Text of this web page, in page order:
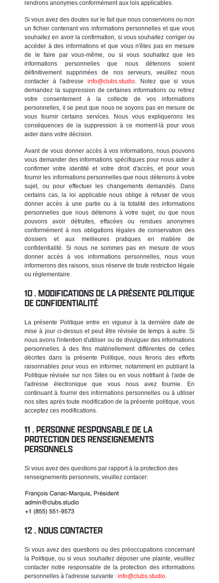
rendrons anonymes conformément aux lois applicables.
Si vous avez des doutes sur le fait que nous conservions ou non
un fichier contenant vos informations personnelles et que vous
souhaitez en avoir la confirmation, si vous souhaitez corriger ou
accéder à des informations et que vous n'êtes pas en mesure
de le faire par vous-même, ou si vous souhaitez que les
informations personnelles que nous détenons soient
définitivement supprimées de nos serveurs, veuillez nous
contacter à l'adresseinfo@clubs.studio. Notez que si vous
demandez la suppression de certaines informations ou retirez
votre consentement à la collecte de vos informations
personnelles, il se peut que nous ne soyons pas en mesure de
vous fournir certains services. Nous vous expliquerons les
conséquences de la suppression à ce moment-là pour vous
aider dans votre décision.
Avant de vous donner accès à vos informations, nous pouvons
vous demander des informations spécifiques pour nous aider à
confirmer votre identité et votre droit d'accès, et pour vous
fournir les informations personnelles que nous détenons à votre
sujet, ou pour effectuer les changements demandés. Dans
certains cas, la loi applicable nous oblige à refuser de vous
donner accès à une partie ou à la totalité des informations
personnelles que nous détenons à votre sujet, ou que nous
pouvons avoir détruites, effacées ou rendues anonymes
conformément à nos obligations légales de conservation des
dossiers et aux meilleures pratiques en matière de
confidentialité. Si nous ne sommes pas en mesure de vous
donner accès à vos informations personnelles, nous vous
informerons des raisons, sous réserve de toute restriction légale
ou réglementaire.
MODIFICATIONS DE LA PRÉSENTE POLITIQUE
DE CONFIDENTIALITÉ
La présente Politique entre en vigueur à la dernière date de
mise à jour ci-dessus et peut être révisée de temps à autre. Si
nous avons l'intention d'utiliser ou de divulguer des informations
personnelles à des fins matériellement différentes de celles
décrites dans la présente Politique, nous ferons des efforts
raisonnables pour vous en informer, notamment en publiant la
Politique révisée sur nos Sites ou en vous notifiant à l'aide de
l'adresse électronique que vous nous avez fournie. En
continuant à fournir des informations personnelles ou à utiliser
nos sites après toute modification de la présente politique, vous
acceptez ces modifications.
PERSONNE RESPONSABLE DE LA
PROTECTION DES RENSEIGNEMENTS
PERSONNELS
Si vous avez des questions par rapport à la protection des
renseignements personnels, veuillez contacer:
NOUS CONTACTER
Si vous avez des questions ou des préoccupations concernant
la Politique, ou si vous souhaitez déposer une plainte, veuillez
contacter notre responsable de la protection des informations
personnelles à l'adresse suivante : info@clubs.studio.